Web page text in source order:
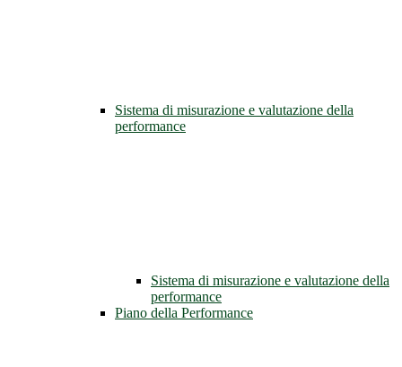
Sistema di misurazione e valutazione della
performance
Sistema di misurazione e valutazione della
performance
Piano della Performance